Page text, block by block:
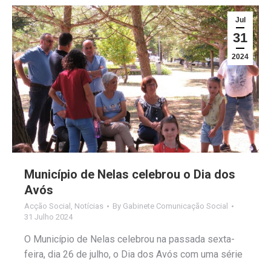
Jul
31
2024
Município de Nelas celebrou o Dia dos
Avós
Acção Social , Notícias By Gabinete Comunicação Social
31 Julho 2024
O Município de Nelas celebrou na passada sexta-
feira, dia 26 de julho, o Dia dos Avós com uma série